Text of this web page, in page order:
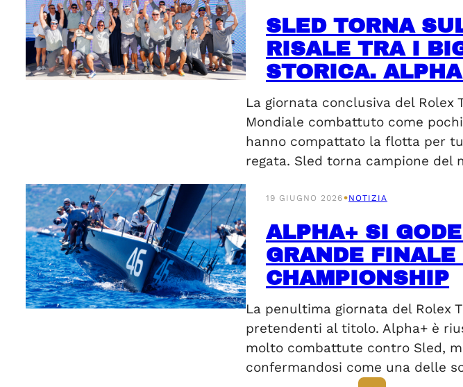
SLED TORNA
RISALE TRA I
STORICA.
La giornata conclusiva del Rolex
Mondiale combattuto come
hanno compattato la flotta per
regata. Sled torna campione del
19 GIUGNO 2026•NOTIZIA
ALPHA+ SI
GRANDE
CHAMPIONSHIP
La penultima giornata del Rolex
pretendenti al titolo. Alpha+ è
molto combattute contro Sled,
confermandosi come una delle